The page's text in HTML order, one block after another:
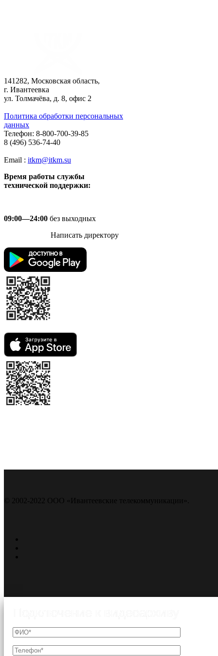
141282, Московская область,
г. Ивантеевка
ул. Толмачёва, д. 8, офис 2
Политика обработки персональных
данных
Телефон: 8-800-700-39-85
8 (496) 536-74-40
Email : itkm@itkm.su
Время работы службы
технической поддержки:
09:00—24:00 без выходных
Написать директору
© 2002-2022 ООО «Ивантеевские телекоммуникации».